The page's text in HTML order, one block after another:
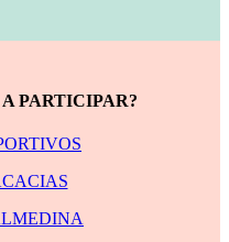
PARTICIPAR?